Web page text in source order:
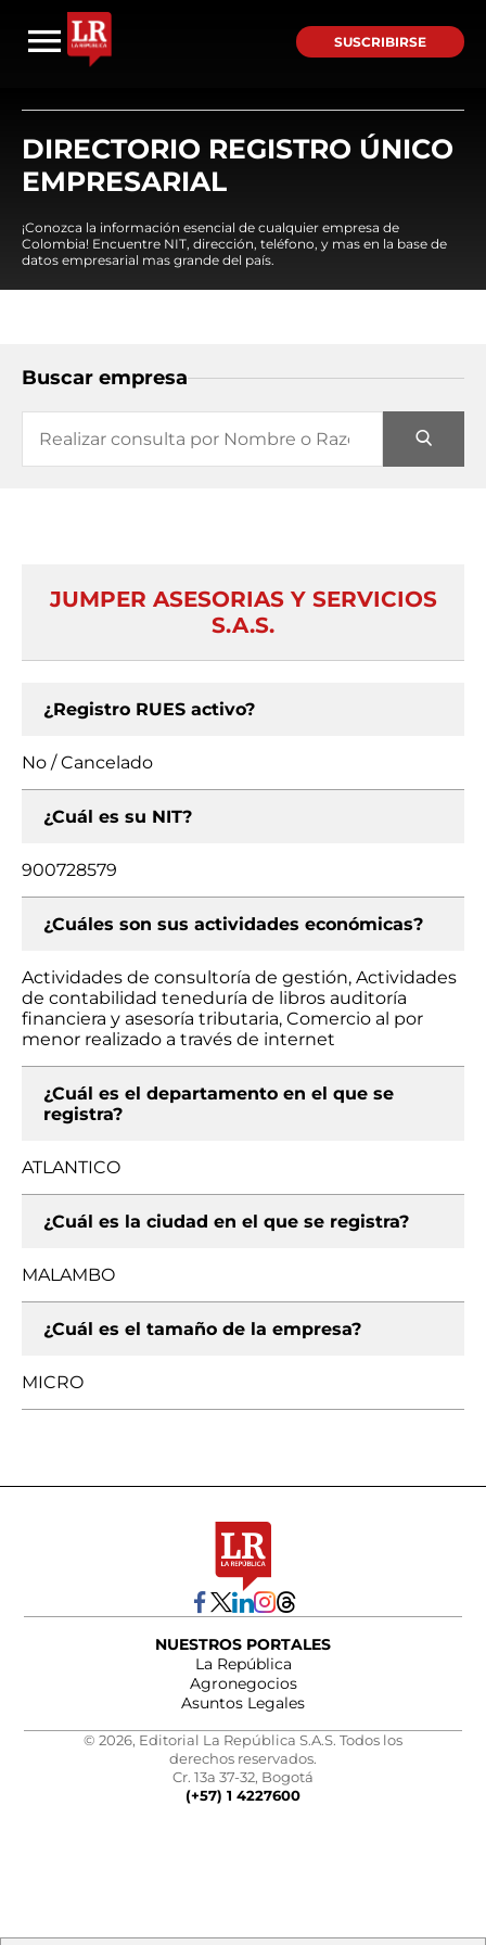
SUSCRIBIRSE
DIRECTORIO REGISTRO ÚNICO
EMPRESARIAL
¡Conozca la información esencial de cualquier empresa de
Colombia! Encuentre NIT, dirección, teléfono, y mas en la base de
datos empresarial mas grande del país.
Buscar empresa
JUMPER ASESORIAS Y SERVICIOS
S.A.S.
¿Registro RUES activo?
No / Cancelado
¿Cuál es su NIT?
900728579
¿Cuáles son sus actividades económicas?
Actividades de consultoría de gestión, Actividades
de contabilidad teneduría de libros auditoría
financiera y asesoría tributaria, Comercio al por
menor realizado a través de internet
¿Cuál es el departamento en el que se
registra?
ATLANTICO
¿Cuál es la ciudad en el que se registra?
MALAMBO
¿Cuál es el tamaño de la empresa?
MICRO
NUESTROS PORTALES
La República
Agronegocios
Asuntos Legales
© 2026, Editorial La República S.A.S. Todos los
derechos reservados.
Cr. 13a 37-32, Bogotá
(+57) 1 4227600